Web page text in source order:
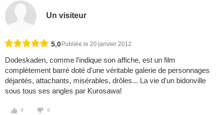
Un visiteur
5,0 Publiée le 20 janvier 2012
Dodeskaden, comme l'indique son affiche, est un film
complètement barré doté d'une véritable galerie de personnages
déjantés, attachants, misérables, drôles... La vie d'un bidonville
sous tous ses angles par Kurosawa!
0 0